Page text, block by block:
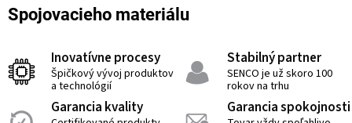
Spojovacieho materiálu
Inovatívne procesy
Špičkový vývoj produktov
a technológií
Stabilný partner
SENCO je už skoro 100
rokov na trhu
Garancia kvality Garancia spokojnosti